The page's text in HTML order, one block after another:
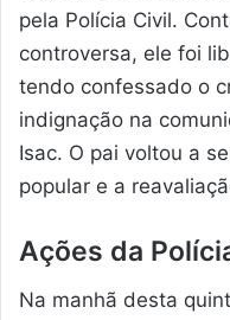
pela Polícia Civil.
controversa, ele foi
tendo confessado o
indignação na
Isac. O pai voltou a
popular e a
Ações da
Na manhã desta